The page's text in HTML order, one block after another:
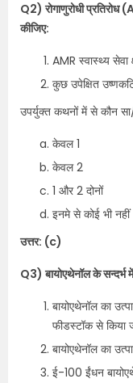
Q2) रोगाणुरोधी प्रतिरोध
कीजिए:
AMR स्वास्थ्य
कुछ उपेक्षित
उपर्युक्त कथनों में से कौन
केवल 1
केवल 2
1 और 2 दोनों
इनमे से कोई भी नहीं
उत्तर: (c)
Q3) बायोएथेनॉल के सन्दर्भ
बायोएथेनॉल का
फीडस्टॉक से किया
बायोएथेनॉल का
ई-100 ईंधन